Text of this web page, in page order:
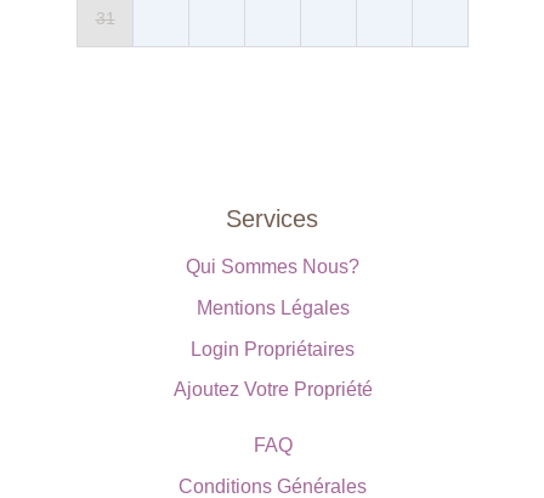
31
Services
Qui Sommes Nous?
Mentions Légales
Login Propriétaires
Ajoutez Votre Propriété
FAQ
Conditions Générales